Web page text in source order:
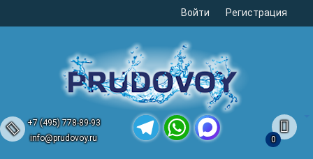
Войти Регистрация
+7 (495) 778-89-93
info@prudovoy.ru
0